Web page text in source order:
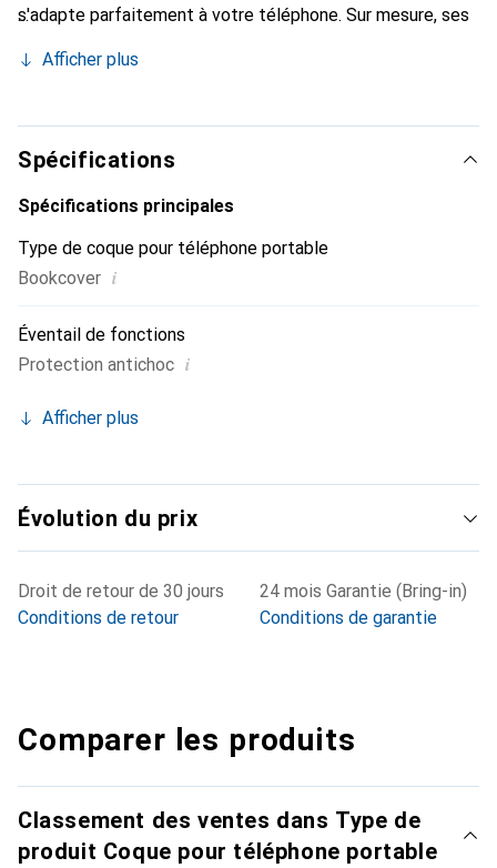
s'adapte parfaitement à votre téléphone. Sur mesure, ses
peau. Elle devient l'accessoire chic et indispensable pour
ses produits de haute qualité, la marque Noreve est un
choix fiable pour une clientèle exigeante.
Afficher plus
Spécifications
Spécifications principales
Type de coque pour téléphone portable
Bookcover i
Éventail de fonctions
Protection antichoc i
Afficher plus
Évolution du prix
Droit de retour de 30 jours
Conditions de retour
24 mois Garantie (Bring-in)
Conditions de garantie
Comparer les produits
Classement des ventes dans Type de
produit Coque pour téléphone portable